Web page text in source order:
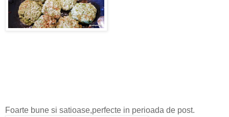
Foarte bune si satioase,perfecte in perioada de post.